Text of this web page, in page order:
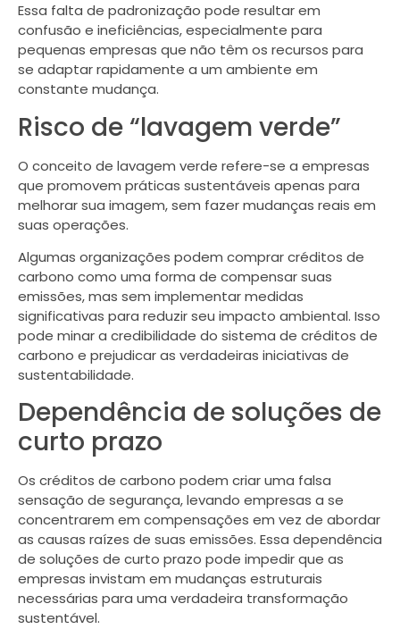
Essa falta de padronização pode resultar em
confusão e ineficiências, especialmente para
pequenas empresas que não têm os recursos para
se adaptar rapidamente a um ambiente em
constante mudança.
Risco de “lavagem verde”
O conceito de lavagem verde refere-se a empresas
que promovem práticas sustentáveis apenas para
melhorar sua imagem, sem fazer mudanças reais em
suas operações.
Algumas organizações podem comprar créditos de
carbono como uma forma de compensar suas
emissões, mas sem implementar medidas
significativas para reduzir seu impacto ambiental. Isso
pode minar a credibilidade do sistema de créditos de
carbono e prejudicar as verdadeiras iniciativas de
sustentabilidade.
Dependência de soluções de
curto prazo
Os créditos de carbono podem criar uma falsa
sensação de segurança, levando empresas a se
concentrarem em compensações em vez de abordar
as causas raízes de suas emissões. Essa dependência
de soluções de curto prazo pode impedir que as
empresas invistam em mudanças estruturais
necessárias para uma verdadeira transformação
sustentável.